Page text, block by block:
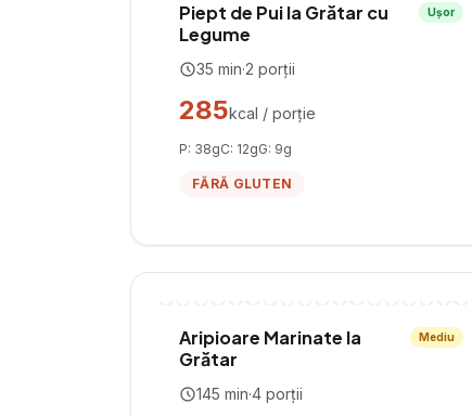
Piept de Pui la Grătar cu
Legume
Ușor
35 min·2 porții
285kcal / porție
P: 38gC: 12gG: 9g
FĂRĂ GLUTEN
Aripioare Marinate la
Grătar
Mediu
145 min·4 porții